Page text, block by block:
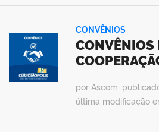
CONVÊNIOS
CONVÊNIOS
por Ascom,
última modificação